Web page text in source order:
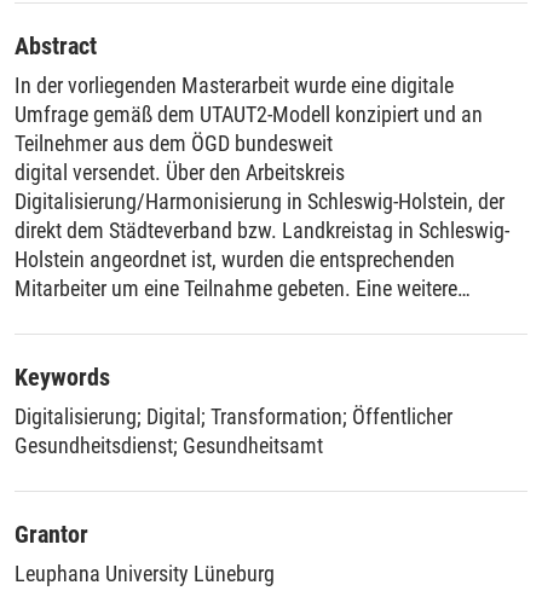
Abstract
In der vorliegenden Masterarbeit wurde eine digitale
Umfrage gemäß dem UTAUT2-Modell konzipiert und an
Teilnehmer aus dem ÖGD bundesweit
digital versendet. Über den Arbeitskreis
Digitalisierung/Harmonisierung in Schleswig-Holstein, der
direkt dem Städteverband bzw. Landkreistag in Schleswig-
Holstein angeordnet ist, wurden die entsprechenden
Mitarbeiter um eine Teilnahme gebeten. Eine weitere
Gesundheitsdienstes e.V. (BVÖGD) versendet. Weiterhin
wurden bundesweit über verschiedene Verteiler zur
Teilnahme an der Befragung eingeladen. Die aus der
Befragung erhaltenen und ausgewerteten Daten liefern eine
Basis für weitere Untersuchungen, in der die
Nutzerakzeptanz von Digitalisierung (konkret:
Digitalisierungsprojekte durch die Förderaufrufe des
Bundes) erhoben und bewertet werden sollen. Vergleichbare
Keywords
Digitalisierung; Digital; Transformation; Öffentlicher
Gesundheitsdienst; Gesundheitsamt
Grantor
Leuphana University Lüneburg